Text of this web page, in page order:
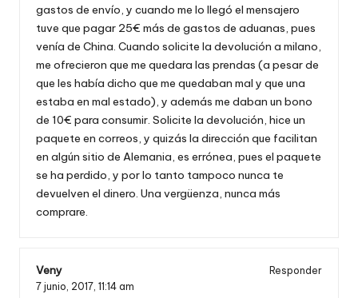
gastos de envío, y cuando me lo llegó el mensajero
tuve que pagar 25€ más de gastos de aduanas, pues
venía de China. Cuando solicite la devolución a milano,
me ofrecieron que me quedara las prendas (a pesar de
que les había dicho que me quedaban mal y que una
estaba en mal estado), y además me daban un bono
de 10€ para consumir. Solicite la devolución, hice un
paquete en correos, y quizás la dirección que facilitan
en algún sitio de Alemania, es errónea, pues el paquete
se ha perdido, y por lo tanto tampoco nunca te
devuelven el dinero. Una vergüenza, nunca más
comprare.
Veny
Responder
7 junio, 2017, 11:14 am